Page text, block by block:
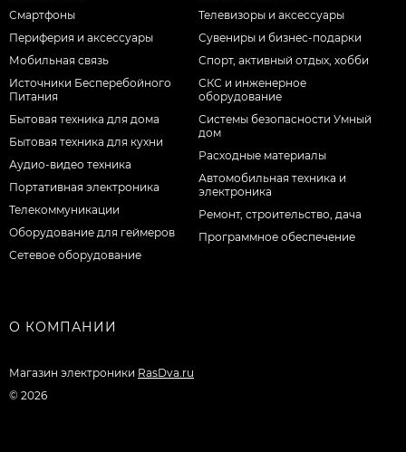
Смартфоны
Периферия и аксессуары
Мобильная связь
Источники Бесперебойного
Питания
Бытовая техника для дома
Бытовая техника для кухни
Аудио-видео техника
Портативная электроника
Телекоммуникации
Оборудование для геймеров
Сетевое оборудование
Телевизоры и аксессуары
Сувениры и бизнес-подарки
Спорт, активный отдых, хобби
СКС и инженерное
оборудование
Системы безопасности Умный
дом
Расходные материалы
Автомобильная техника и
электроника
Ремонт, строительство, дача
Программное обеспечение
О КОМПАНИИ
Магазин электроники RasDva.ru
© 2026